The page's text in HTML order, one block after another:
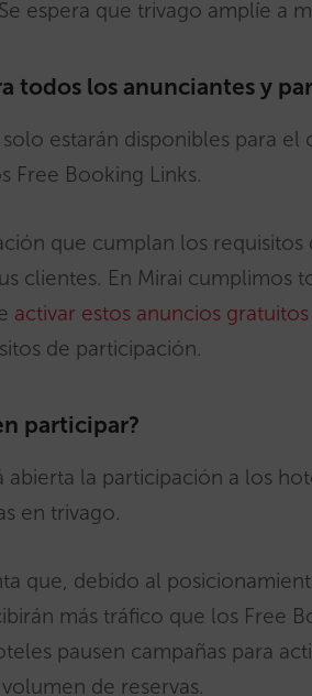
espera que trivago amplíe a
todos los anunciantes y
estarán disponibles para el
Free Booking Links.
que cumplan los
clientes. En Mirai cumplimos
activar estos anuncios
de participación.
participar?
la participación a los
en trivago.
que, debido al
más tráfico que los Free
pausen campañas para
de reservas.